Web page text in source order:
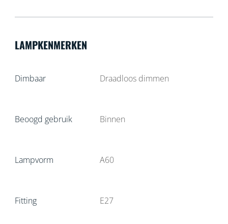
LAMPKENMERKEN
Dimbaar Draadloos dimmen
Beoogd gebruik Binnen
Lampvorm A60
Fitting E27